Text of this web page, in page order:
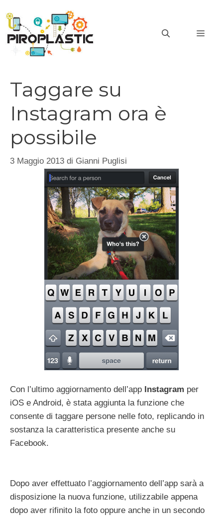
contenuto
Taggare su
Instagram ora è
possibile
3 Maggio 2013 di Gianni Puglisi
Con l’ultimo aggiornamento dell’app Instagram per
iOS e Android, è stata aggiunta la funzione che
consente di taggare persone nelle foto, replicando in
sostanza la caratteristica presente anche su
Facebook.
Dopo aver effettuato l’aggiornamento dell’app sarà a
disposizione la nuova funzione, utilizzabile appena
dopo aver rifinito la foto oppure anche in un secondo